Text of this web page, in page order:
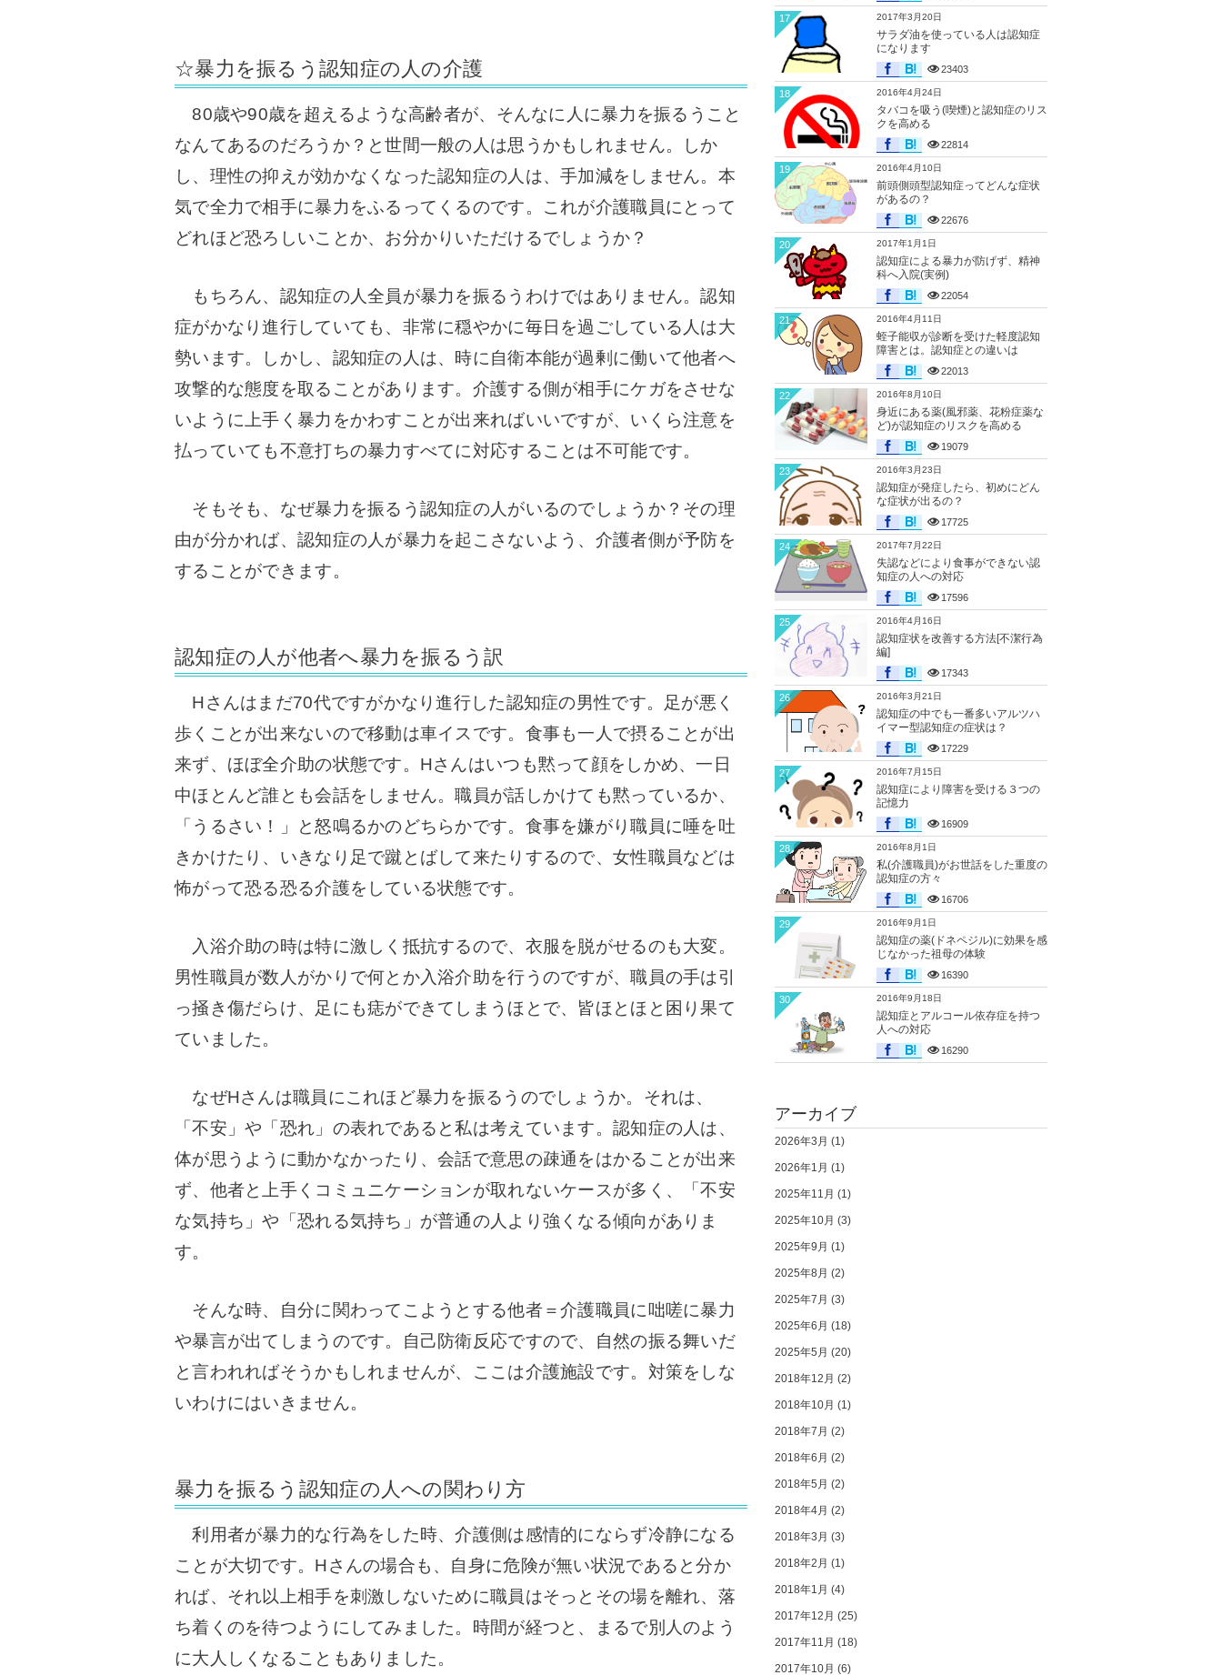
☆暴力を振るう認知症の人の介護
80歳や90歳を超えるような高齢者が、そんなに人に暴力を振るうこと
なんてあるのだろうか？と世間一般の人は思うかもしれません。
しか
し、理性の抑えが効かなくなった認知症の人は、手加減をしません。 本
気で全力で相手に暴力をふるってくるのです。
これが介護職員にとって
どれほど恐ろしいことか、お分かりいただけるでしょうか？
もちろん、認知症の人全員が暴力を振るうわけではありません。認知
症がかなり進行していても、非常に穏やかに毎日を過ごしている人は大
勢います。
しかし、認知症の人は、時に自衛本能が過剰に働いて他者へ
攻撃的な態度を取ることがあります。 介護する側が相手にケガをさせな
いように上手く暴力をかわすことが出来ればいいですが、いくら注意を
払っていても不意打ちの暴力すべてに対応することは不可能です。
そもそも、なぜ暴力を振るう認知症の人がいるのでしょうか？ その理
由が分かれば、認知症の人が暴力を起こさないよう、介護者側が予防を
することができます。
認知症の人が他者へ暴力を振るう訳
Hさんはまだ70代ですがかなり進行した認知症の男性です。 足が悪く
歩くことが出来ないので移動は車イスです。 食事も一人で摂ることが出
来ず、ほぼ全介助の状態です。 Hさんはいつも黙って顔をしかめ、一日
中ほとんど誰とも会話をしません。職員が話しかけても黙っているか、
「うるさい！」と怒鳴るかのどちらかです。 食事を嫌がり職員に唾を吐
きかけたり、いきなり足で蹴とばして来たりするので、女性職員などは
怖がって恐る恐る介護をしている状態です。
入浴介助の時は特に激しく抵抗するので、衣服を脱がせるのも大変。
男性職員が数人がかりで何とか入浴介助を行うのですが、職員の手は引
っ掻き傷だらけ、足にも痣ができてしまうほとで、皆ほとほと困り果て
ていました。
なぜHさんは職員にこれほど暴力を振るうのでしょうか。 それは、
「不安」や「恐れ」の表れであると私は考えています。 認知症の人は、
体が思うように動かなかったり、会話で意思の疎通をはかることが出来
ず、他者と上手くコミュニケーションが取れないケースが多く、「不安
な気持ち」や「恐れる気持ち」が普通の人より強くなる傾向がありま
す。
そんな時、自分に関わってこようとする他者＝介護職員に咄嗟に暴力
や暴言が出てしまうのです。自己防衛反応ですので、自然の振る舞いだ
と言われればそうかもしれませんが、ここは介護施設です。対策をしな
いわけにはいきません。
暴力を振るう認知症の人への関わり方
利用者が暴力的な行為をした時、介護側は感情的にならず冷静になる
ことが大切です。 Hさんの場合も、自身に危険が無い状況であると分か
れば、それ以上相手を刺激しないために職員はそっとその場を離れ、落
ち着くのを待つようにしてみました。
時間が経つと、まるで別人のよう
に大人しくなることもありました。
2017年3月20日
サラダ油を使っている人は認知症
になります
23403
17
2016年4月24日
タバコを吸う(喫煙)と認知症のリス
クを高める
22814
18
2016年4月10日
前頭側頭型認知症ってどんな症状
があるの？
22676
19
2017年1月1日
認知症による暴力が防げず、精神
科へ入院(実例)
22054
20
2016年4月11日
蛭子能収が診断を受けた軽度認知
障害とは。認知症との違いは
22013
21
2016年8月10日
身近にある薬(風邪薬、花粉症薬な
ど)が認知症のリスクを高める
19079
22
2016年3月23日
認知症が発症したら、初めにどん
な症状が出るの？
17725
23
2017年7月22日
失認などにより食事ができない認
知症の人への対応
17596
24
2016年4月16日
認知症状を改善する方法[不潔行為
編]
17343
25
2016年3月21日
認知症の中でも一番多いアルツハ
イマー型認知症の症状は？
17229
26
2016年7月15日
認知症により障害を受ける３つの
記憶力
16909
27
2016年8月1日
私(介護職員)がお世話をした重度の
認知症の方々
16706
28
2016年9月1日
認知症の薬(ドネペジル)に効果を感
じなかった祖母の体験
16390
29
2016年9月18日
認知症とアルコール依存症を持つ
人への対応
16290
30
アーカイブ
2026年3月 (1)
2026年1月 (1)
2025年11月 (1)
2025年10月 (3)
2025年9月 (1)
2025年8月 (2)
2025年7月 (3)
2025年6月 (18)
2025年5月 (20)
2018年12月 (2)
2018年10月 (1)
2018年7月 (2)
2018年6月 (2)
2018年5月 (2)
2018年4月 (2)
2018年3月 (3)
2018年2月 (1)
2018年1月 (4)
2017年12月 (25)
2017年11月 (18)
2017年10月 (6)